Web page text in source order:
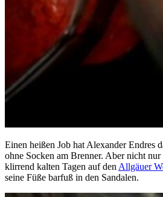
Einen heißen Job hat Alexander Endres
ohne Socken am Brenner. Aber nicht
klirrend kalten Tagen auf den Allgäuer
seine Füße barfuß in den Sandalen.